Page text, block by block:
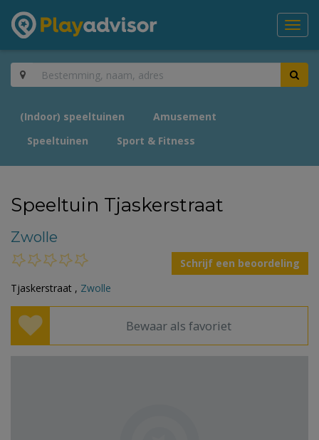
(Indoor) speeltuinen
Amusement
Speeltuinen
Sport & Fitness
Speeltuin Tjaskerstraat
Zwolle
Schrijf een beoordeling
Tjaskerstraat , Zwolle
Bewaar als favoriet